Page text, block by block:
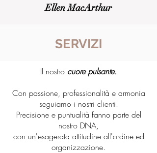
Ellen MacArthur
SERVIZI
Il nostro cuore pulsante.
Con passione, professionalità e armonia
seguiamo i nostri clienti.
Precisione e puntualità fanno parte del
nostro DNA,
con un'esagerata attitudine all'ordine ed
organizzazione.